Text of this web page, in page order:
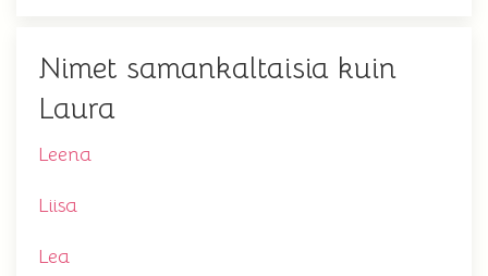
Nimet samankaltaisia kuin
Laura
Leena
Liisa
Lea